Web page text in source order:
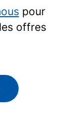
pour
offres